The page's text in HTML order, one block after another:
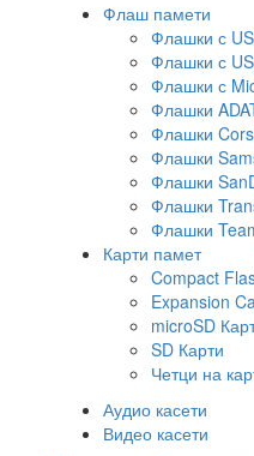
Флаш памети
Флашки с
Флашки с
Флашки с
Флашки
Флашки
Флашки
Флашки
Флашки
Флашки
Карти памет
Compact
Expansion
microSD
SD Карти
Четци на
Аудио касети
Видео касети